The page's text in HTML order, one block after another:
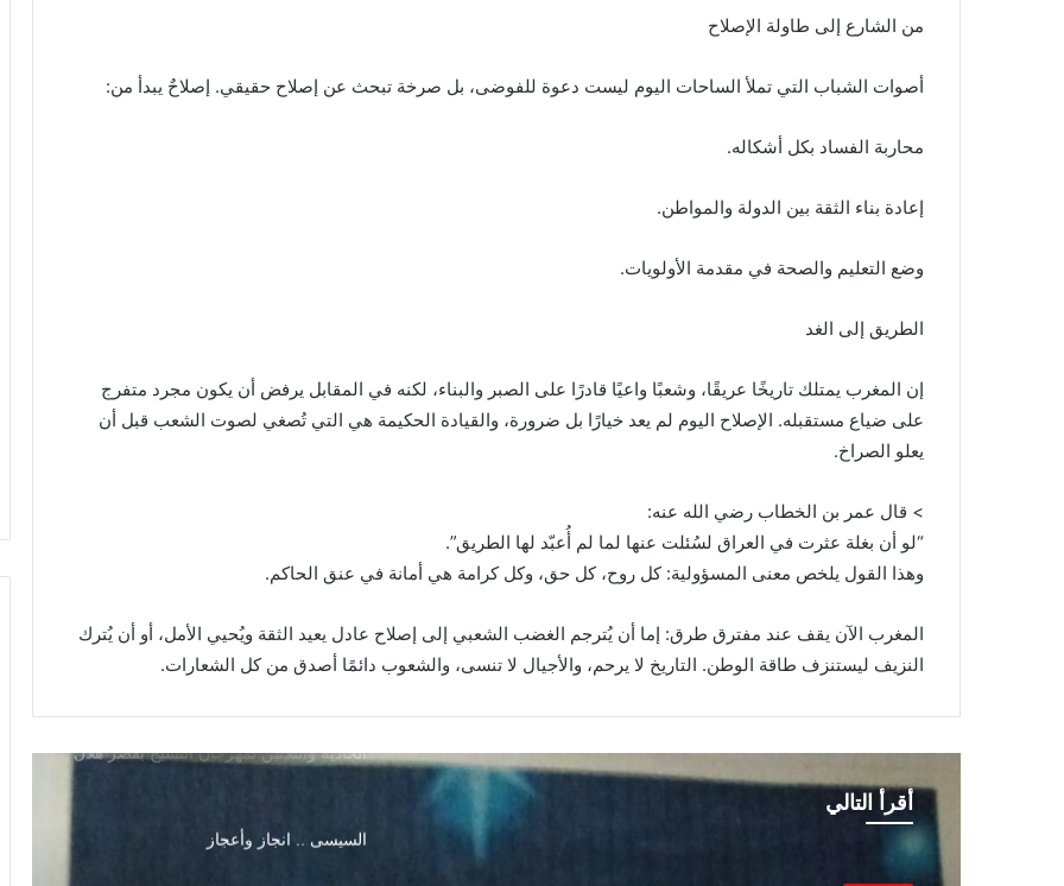
من الشارع إلى طاولة الإصلاح
أصوات الشباب التي تملأ الساحات اليوم ليست دعوة للفوضى، بل صرخة تبحث عن إصلاح حقيقي. إصلاحٌ يبدأ من:
محاربة الفساد بكل أشكاله.
إعادة بناء الثقة بين الدولة والمواطن.
وضع التعليم والصحة في مقدمة الأولويات.
الطريق إلى الغد
إن المغرب يمتلك تاريخًا عريقًا، وشعبًا واعيًا قادرًا على الصبر والبناء، لكنه في المقابل يرفض أن يكون مجرد متفرج
على ضياع مستقبله. الإصلاح اليوم لم يعد خيارًا بل ضرورة، والقيادة الحكيمة هي التي تُصغي لصوت الشعب قبل أن
يعلو الصراخ.
> قال عمر بن الخطاب رضي الله عنه:
“لو أن بغلة عثرت في العراق لسُئلت عنها لما لم أُعبّد لها الطريق”.
وهذا القول يلخص معنى المسؤولية: كل روح، كل حق، وكل كرامة هي أمانة في عنق الحاكم.
المغرب الآن يقف عند مفترق طرق: إما أن يُترجم الغضب الشعبي إلى إصلاح عادل يعيد الثقة ويُحيي الأمل، أو أن يُترك
النزيف ليستنزف طاقة الوطن. التاريخ لا يرحم، والأجيال لا تنسى، والشعوب دائمًا أصدق من كل الشعارات.
أقرأ التالي
شد السيفون
أمريكا بين عيد الاستقلال وبلطجى العالم
الحادية والثلاثين لمهرجان النسيج بقصر هلال
السيسى .. انجاز وأعجاز
يتحولون
إلى
بعض أبناء الوطن يتحولون إلى عبء
أقدارنا
الجلوس
7 أغسطس، 2026